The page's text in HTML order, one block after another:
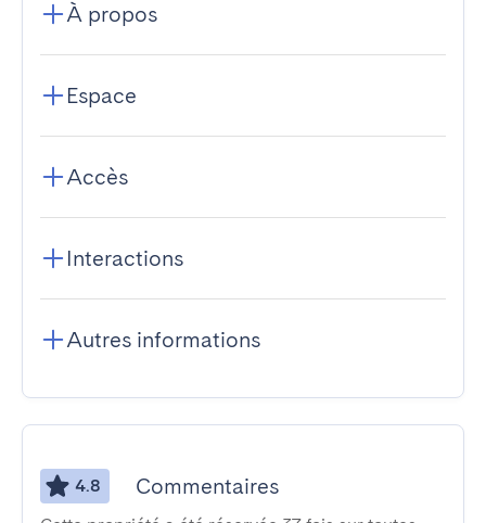
À propos
Espace
Accès
Interactions
Autres informations
4.8 Commentaires